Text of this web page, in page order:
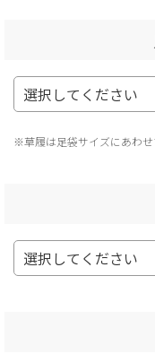
※草履は足袋サイズにあわせ